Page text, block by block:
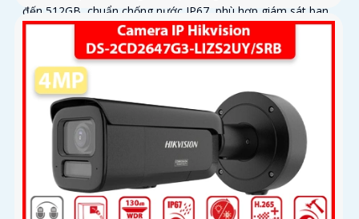
đến 512GB, chuẩn chống nước IP67, phù hợp giám sát ban
đêm màu sắc 24/7